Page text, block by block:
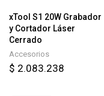
xTool S1 20W Grabador
y Cortador Láser
Cerrado
Accesorios
$ 2.083.238